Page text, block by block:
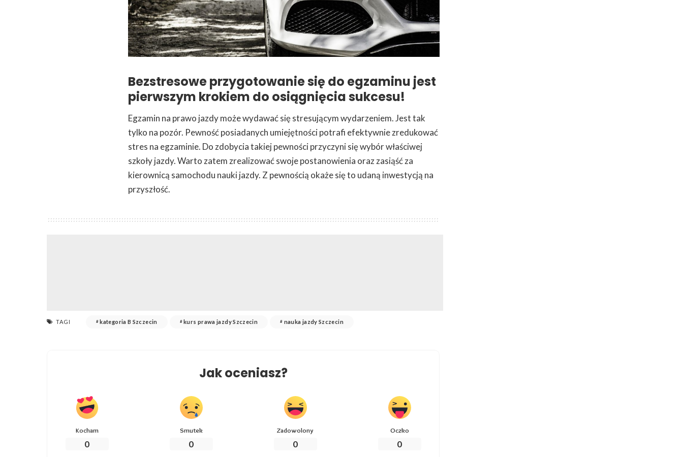
Bezstresowe przygotowanie się do egzaminu jest
pierwszym krokiem do osiągnięcia sukcesu!
Egzamin na prawo jazdy może wydawać się stresującym wydarzeniem. Jest tak
tylko na pozór. Pewność posiadanych umiejętności potrafi efektywnie zredukować
stres na egzaminie. Do zdobycia takiej pewności przyczyni się wybór właściwej
szkoły jazdy. Warto zatem zrealizować swoje postanowienia oraz zasiąść za
kierownicą samochodu nauki jazdy. Z pewnością okaże się to udaną inwestycją na
przyszłość.
TAGI kategoria B Szczecin kurs prawa jazdy Szczecin nauka jazdy Szczecin
Jak oceniasz?
Kocham
0
Smutek
0
Zadowolony
0
Oczko
0